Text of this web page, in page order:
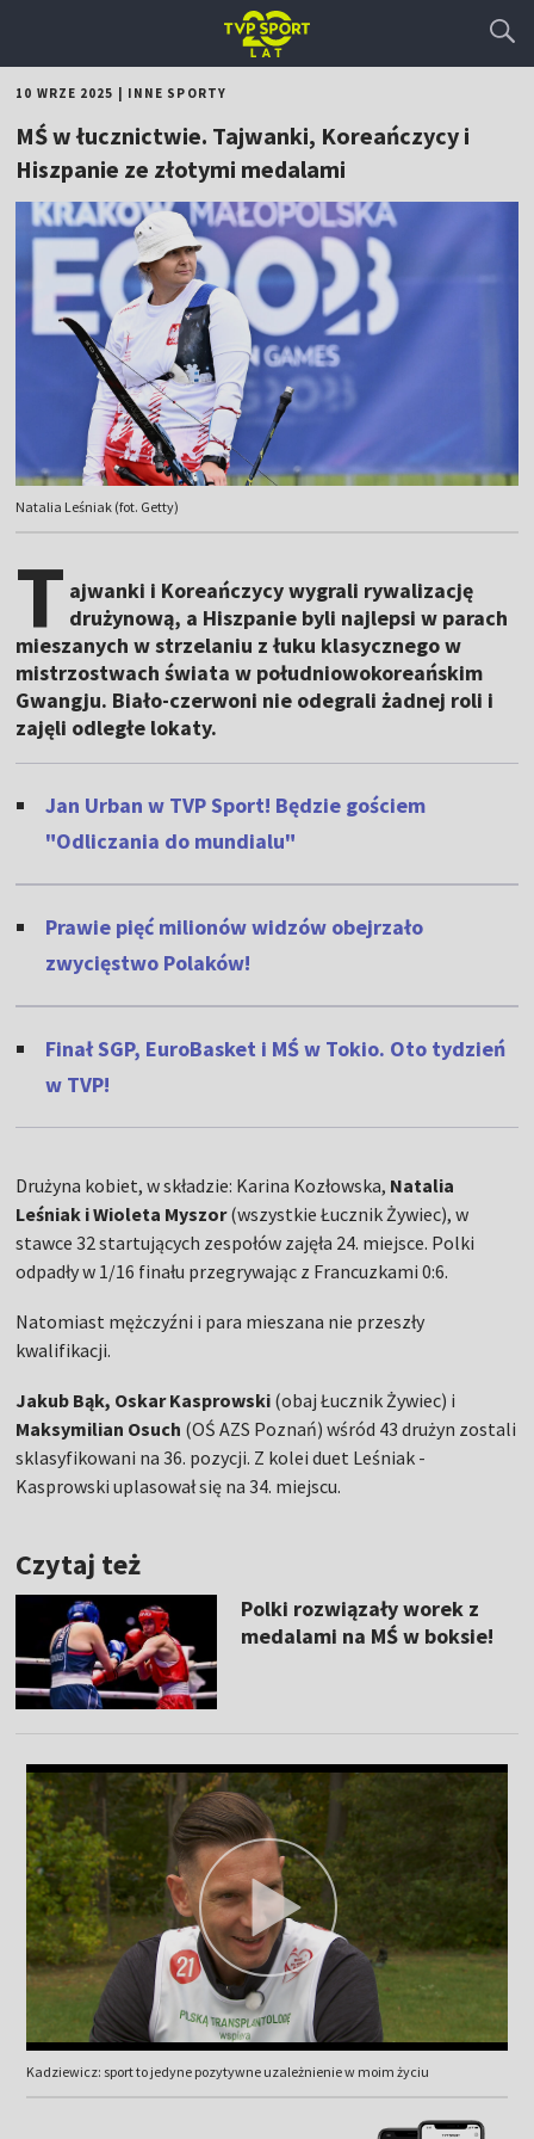
10 WRZE 2025 INNE SPORTY
MŚ w łucznictwie. Tajwanki, Koreańczycy i
Hiszpanie ze złotymi medalami
Natalia Leśniak (fot. Getty)
T ajwanki i Koreańczycy wygrali rywalizację
drużynową, a Hiszpanie byli najlepsi w parach
mieszanych w strzelaniu z łuku klasycznego w
mistrzostwach świata w południowokoreańskim
Gwangju. Biało-czerwoni nie odegrali żadnej roli i
zajęli odległe lokaty.
Jan Urban w TVP Sport! Będzie gościem
"Odliczania do mundialu"
Prawie pięć milionów widzów obejrzało
zwycięstwo Polaków!
Finał SGP, EuroBasket i MŚ w Tokio. Oto tydzień
w TVP!
Drużyna kobiet, w składzie: Karina Kozłowska, Natalia
Leśniak i Wioleta Myszor(wszystkie Łucznik Żywiec), w
stawce 32 startujących zespołów zajęła 24. miejsce. Polki
odpadły w 1/16 finału przegrywając z Francuzkami 0:6.
Natomiast mężczyźni i para mieszana nie przeszły
kwalifikacji.
Jakub Bąk, Oskar Kasprowski (obaj Łucznik Żywiec) i
Maksymilian Osuch (OŚ AZS Poznań) wśród 43 drużyn zostali
sklasyfikowani na 36. pozycji. Z kolei duet Leśniak -
Kasprowski uplasował się na 34. miejscu.
Czytaj też
Polki rozwiązały worek z
medalami na MŚ w boksie!
Kadziewicz: sport to jedyne pozytywne uzależnienie w moim życiu